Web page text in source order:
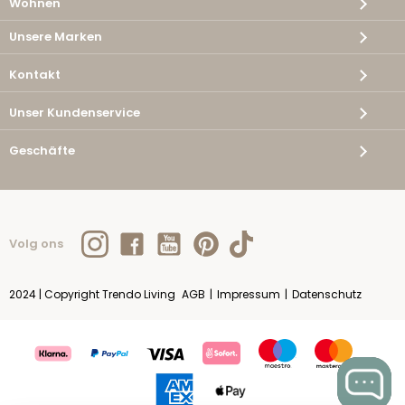
Unsere Marken
Kontakt
Unser Kundenservice
Geschäfte
Volg ons
2024 | Copyright Trendo Living AGB | Impressum | Datenschutz